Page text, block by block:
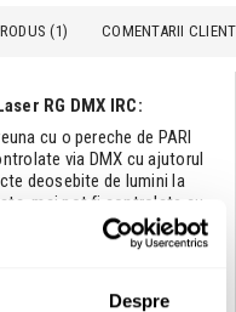
Despre
(1) COMENTARII
RG DMX IRC:
cu o pereche de PARI
via DMX cu ajutorul
deosebite de lumini la
mai pot fi controlate cu
controller unde poti
Auto si Sound.
si poti sa le montezi pe